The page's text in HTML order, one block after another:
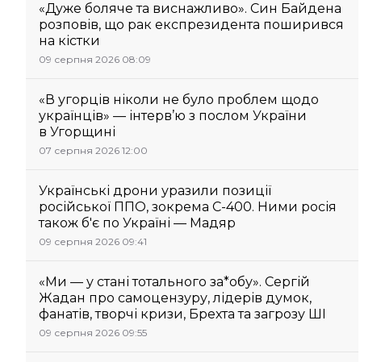
«Дуже боляче та виснажливо». Син Байдена
розповів, що рак експрезидента поширився
на кістки
09 серпня 2026 08:09
«В угорців ніколи не було проблем щодо
українців» — інтерв’ю з послом України
в Угорщині
07 серпня 2026 12:00
Українські дрони уразили позиції
російської ППО, зокрема С-400. Ними росія
також б'є по Україні — Мадяр
09 серпня 2026 09:41
«Ми — у стані тотального за*обу». Сергій
Жадан про самоцензуру, лідерів думок,
фанатів, творчі кризи, Брехта та загрозу ШІ
09 серпня 2026 09:55